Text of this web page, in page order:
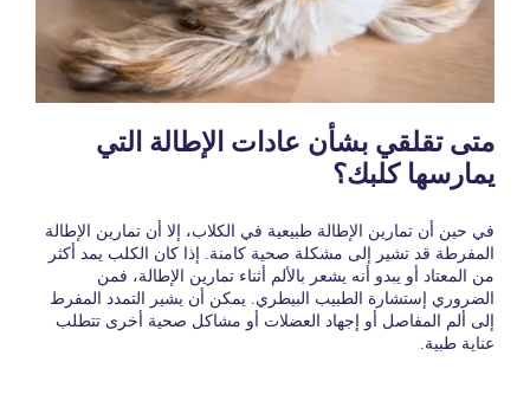
متى تقلقي بشأن عادات الإطالة التي
يمارسها كلبك؟
في حين أن تمارين الإطالة طبيعية في الكلاب، إلا أن تمارين الإطالة
المفرطة قد تشير إلى مشكلة صحية كامنة. إذا كان الكلب يمد أكثر
من المعتاد أو يبدو أنه يشعر بالألم أثناء تمارين الإطالة، فمن
الضروري إستشارة الطبيب البيطري. يمكن أن يشير التمدد المفرط
إلى ألم المفاصل أو إجهاد العضلات أو مشاكل صحية أخرى تتطلب
عناية طبية.